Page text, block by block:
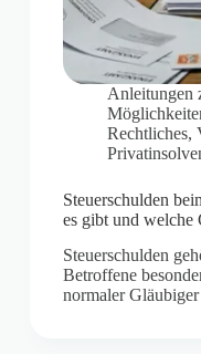
Anleitungen
Rechtliches,
Steuerschulden
es gibt und welche
Steuerschulden
Betroffene
normaler